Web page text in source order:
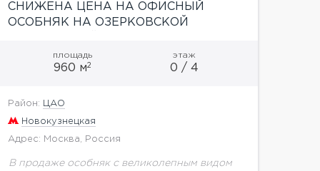
СНИЖЕНА ЦЕНА НА ОФИСНЫЙ
ОСОБНЯК НА ОЗЕРКОВСКОЙ
площадь
960 м2
этаж
0 / 4
Район: ЦАО
Новокузнецкая
Адрес: Москва, Россия
В продаже особняк с великолепным видом